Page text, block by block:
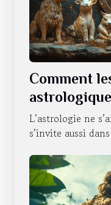
Comment
caractère
domestiques
L’astrologie ne
s’invite aussi